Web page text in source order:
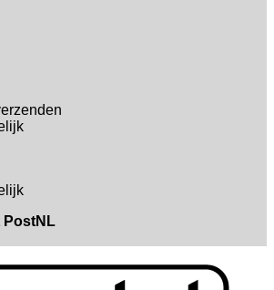
PostNL